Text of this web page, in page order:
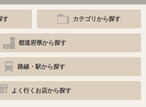
す カテゴリから探す
都道府県から探す
路線・駅から探す
よく行くお店から探す